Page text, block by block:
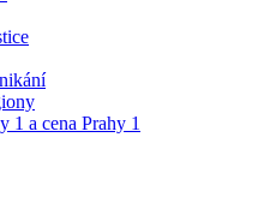
1 a cena Prahy 1